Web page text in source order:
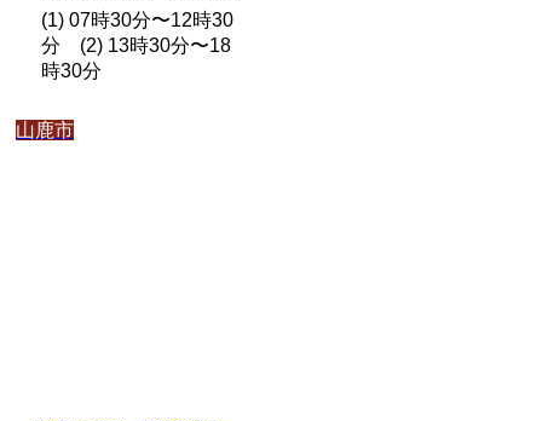
(1) 07時30分〜12時30
分 (2) 13時30分〜18
時30分
山鹿市